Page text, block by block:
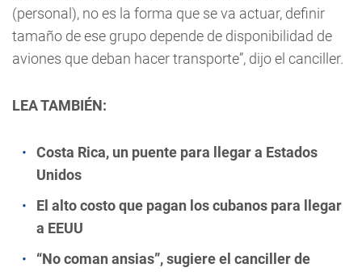
(personal), no es la forma que se va actuar, definir
tamaño de ese grupo depende de disponibilidad de
aviones que deban hacer transporte”, dijo el canciller.
LEA TAMBIÉN:
Costa Rica, un puente para llegar a Estados
Unidos
El alto costo que pagan los cubanos para llegar
a EEUU
“No coman ansias”, sugiere el canciller de